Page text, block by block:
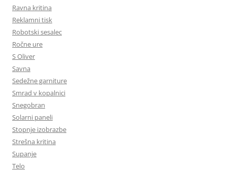
Ravna kritina
Reklamni tisk
Robotski sesalec
Ročne ure
S Oliver
Savna
Sedežne garniture
Smrad v kopalnici
Snegobran
Solarni paneli
Stopnje izobrazbe
Strešna kritina
Supanje
Telo